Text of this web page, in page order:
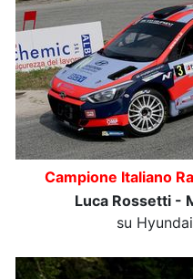
Campione Italiano
Luca Rossetti -
su